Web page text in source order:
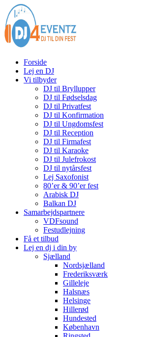
Forside
Lej en DJ
Vi tilbyder
DJ til Bryllupper
DJ til Fødselsdag
DJ til Privatfest
DJ til Konfirmation
DJ til Ungdomsfest
DJ til Reception
DJ til Firmafest
DJ til Karaoke
DJ til Julefrokost
DJ til nytårsfest
Lej Saxofonist
80’er & 90’er fest
Arabisk DJ
Balkan DJ
Samarbejdspartnere
VDFsound
Festudlejning
Få et tilbud
Lej en dj i din by
Sjælland
Nordsjælland
Frederiksværk
Gilleleje
Halsnæs
Helsinge
Hillerød
Hundested
København